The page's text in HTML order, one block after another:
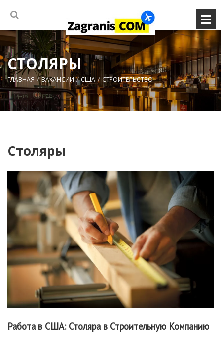
СТОЛЯРЫ
ГЛАВНАЯ ВАКАНСИИ США СТРОИТЕЛЬСТВО
Столяры
Работа в США: Столяра в Строительную Компанию